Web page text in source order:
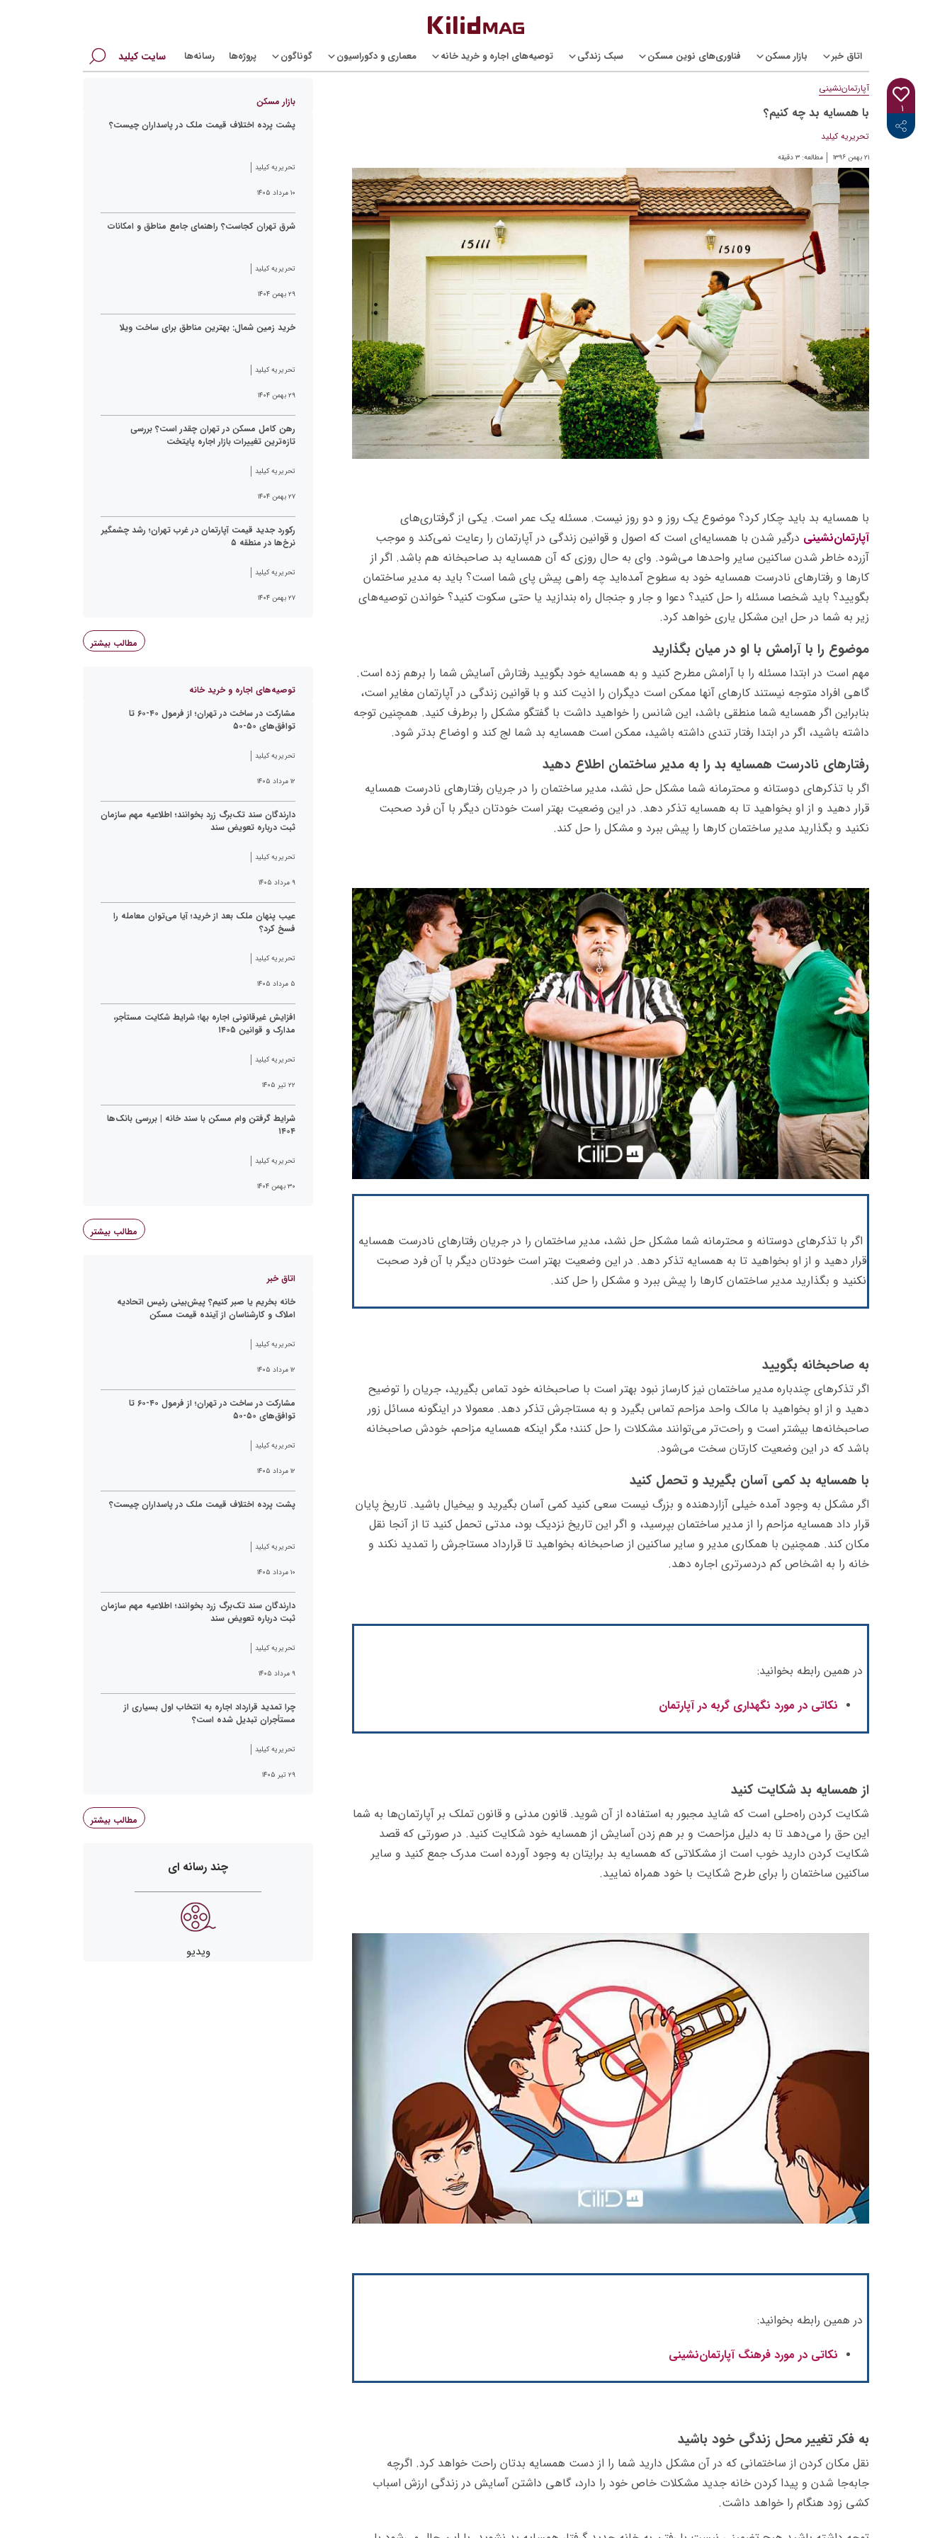
برای:
اتاق خبر بازار مسکن فناوری‌های نوین مسکن سبک زندگی توصیه‌های اجاره و خرید خانه معماری و دکوراسیون گوناگون پروژه‌ها رسانه‌ها سایت کیلید
۱
<i class="icon-twitter"></i>
<i class="icon-telegram-plane"></i>
آپارتمان‌نشینی
با همسایه بد چه کنیم؟
تحریریه کیلید
۲۱ بهمن ۱۳۹۶ مطالعه: ۳ دقیقه
با همسایه بد باید چکار کرد؟ موضوع یک روز و دو روز نیست. مسئله یک عمر است. یکی از گرفتاری‌های
آپارتمان‌نشینی درگیر شدن با همسایه‌ای است که اصول و قوانین زندگی در آپارتمان را رعایت نمی‌کند و موجب
آزرده خاطر شدن ساکنین سایر واحدها می‌شود. وای به حال روزی که آن همسایه بد صاحبخانه هم باشد. اگر از
کارها و رفتارهای نادرست همسایه خود به سطوح آمده‌اید چه راهی پیش پای شما است؟ باید به مدیر ساختمان
بگویید؟ باید شخصا مسئله را حل کنید؟ دعوا و جار و جنجال راه بندازید یا حتی سکوت کنید؟ خواندن توصیه‌های
زیر به شما در حل این مشکل یاری خواهد کرد.
موضوع را با آرامش با او در میان بگذارید
مهم است در ابتدا مسئله را با آرامش مطرح کنید و به همسایه خود بگویید رفتارش آسایش شما را برهم زده است.
گاهی افراد متوجه نیستند کارهای آنها ممکن است دیگران را اذیت کند و با قوانین زندگی در آپارتمان مغایر است،
بنابراین اگر همسایه شما منطقی باشد، این شانس را خواهید داشت با گفتگو مشکل را برطرف کنید. همچنین توجه
داشته باشید، اگر در ابتدا رفتار تندی داشته باشید، ممکن است همسایه بد شما لج کند و اوضاع بدتر شود.
رفتارهای نادرست همسایه بد را به مدیر ساختمان اطلاع دهید
اگر با تذکرهای دوستانه و محترمانه شما مشکل حل نشد، مدیر ساختمان را در جریان رفتارهای نادرست همسایه
قرار دهید و از او بخواهید تا به همسایه تذکر دهد. در این وضعیت بهتر است خودتان دیگر با آن فرد صحبت
نکنید و بگذارید مدیر ساختمان کارها را پیش ببرد و مشکل را حل کند.
اگر با تذکرهای دوستانه و محترمانه شما مشکل حل نشد، مدیر ساختمان را در جریان رفتارهای نادرست همسایه
قرار دهید و از او بخواهید تا به همسایه تذکر دهد. در این وضعیت بهتر است خودتان دیگر با آن فرد صحبت
نکنید و بگذارید مدیر ساختمان کارها را پیش ببرد و مشکل را حل کند.
به صاحبخانه بگویید
اگر تذکرهای چندباره مدیر ساختمان نیز کارساز نبود بهتر است با صاحبخانه خود تماس بگیرید، جریان را توضیح
دهید و از او بخواهید با مالک واحد مزاحم تماس بگیرد و به مستاجرش تذکر دهد. معمولا در اینگونه مسائل زور
صاحبخانه‌ها بیشتر است و راحت‌تر می‌توانند مشکلات را حل کنند؛ مگر اینکه همسایه مزاحم، خودش صاحبخانه
باشد که در این وضعیت کارتان سخت‌ می‏‌شود.
با همسایه بد کمی آسان بگیرید و تحمل کنید
اگر مشکل به وجود آمده خیلی آزاردهنده و بزرگ نیست سعی کنید کمی آسان بگیرید و بیخیال باشید. تاریخ پایان
قرار داد همسایه مزاحم را از مدیر ساختمان بپرسید، و اگر این تاریخ نزدیک بود، مدتی تحمل کنید تا از آنجا نقل
مکان کند. همچنین با همکاری مدیر و سایر ساکنین از صاحبخانه بخواهید تا قرارداد مستاجرش را تمدید نکند و
خانه را به اشخاص کم دردسرتری اجاره دهد.
در همین رابطه بخوانید:
نکاتی در مورد نگهداری گربه در آپارتمان
از همسایه بد شکایت کنید
شکایت کردن راه‌حلی است که شاید مجبور به استفاده از آن شوید. قانون مدنی و قانون تملک بر آپارتمان‌ها به شما
این حق را می‌دهد تا به دلیل مزاحمت و بر هم زدن آسایش از همسایه خود شکایت کنید. در صورتی که قصد
شکایت کردن دارید خوب است از مشکلاتی که همسایه بد برایتان به وجود آورده است مدرک جمع کنید و سایر
ساکنین ساختمان را برای طرح شکایت با خود همراه نمایید.
در همین رابطه بخوانید:
نکاتی در مورد فرهنگ آپارتمان‌نشینی
به فکر تغییر محل زندگی خود باشید
نقل مکان کردن از ساختمانی که در آن مشکل دارید شما را از دست همسایه بدتان راحت خواهد کرد. اگرچه
جابه‌جا شدن و پیدا کردن خانه جدید مشکلات خاص خود را دارد، گاهی داشتن آسایش در زندگی ارزش اسباب
کشی زود هنگام را خواهد داشت.
بازار مسکن
پشت پرده اختلاف قیمت ملک در پاسداران چیست؟
تحریریه کیلید
۱۰ مرداد ۱۴۰۵
شرق تهران کجاست؟ راهنمای جامع مناطق و امکانات
تحریریه کیلید
۲۹ بهمن ۱۴۰۴
خرید زمین شمال: بهترین مناطق برای ساخت ویلا
تحریریه کیلید
۲۹ بهمن ۱۴۰۴
رهن کامل مسکن در تهران چقدر است؟ بررسی
تازه‌ترین تغییرات بازار اجاره پایتخت
تحریریه کیلید
۲۷ بهمن ۱۴۰۴
رکورد جدید قیمت آپارتمان در غرب تهران؛ رشد چشمگیر
نرخ‌ها در منطقه ۵
تحریریه کیلید
۲۷ بهمن ۱۴۰۴
مطالب بیشتر
توصیه‌های اجاره و خرید خانه
مشارکت در ساخت در تهران؛ از فرمول ۴۰-۶۰ تا
توافق‌های ۵۰-۵۰
تحریریه کیلید
۱۲ مرداد ۱۴۰۵
دارندگان سند تک‌برگ زرد بخوانند؛ اطلاعیه مهم سازمان
ثبت درباره تعویض سند
تحریریه کیلید
۹ مرداد ۱۴۰۵
عیب پنهان ملک بعد از خرید؛ آیا می‌توان معامله را
فسخ کرد؟
تحریریه کیلید
۵ مرداد ۱۴۰۵
افزایش غیرقانونی اجاره بها؛ شرایط شکایت مستأجر،
مدارک و قوانین ۱۴۰۵
تحریریه کیلید
۲۲ تیر ۱۴۰۵
شرایط گرفتن وام مسکن با سند خانه | بررسی بانک‌ها
۱۴۰۴
تحریریه کیلید
۳۰ بهمن ۱۴۰۴
مطالب بیشتر
اتاق خبر
خانه بخریم یا صبر کنیم؟ پیش‌بینی رئیس اتحادیه
املاک و کارشناسان از آینده قیمت مسکن
تحریریه کیلید
۱۲ مرداد ۱۴۰۵
مشارکت در ساخت در تهران؛ از فرمول ۴۰-۶۰ تا
توافق‌های ۵۰-۵۰
تحریریه کیلید
۱۲ مرداد ۱۴۰۵
پشت پرده اختلاف قیمت ملک در پاسداران چیست؟
تحریریه کیلید
۱۰ مرداد ۱۴۰۵
دارندگان سند تک‌برگ زرد بخوانند؛ اطلاعیه مهم سازمان
ثبت درباره تعویض سند
تحریریه کیلید
۹ مرداد ۱۴۰۵
چرا تمدید قرارداد اجاره به انتخاب اول بسیاری از
مستأجران تبدیل شده است؟
تحریریه کیلید
۲۹ تیر ۱۴۰۵
مطالب بیشتر
چند رسانه ای
ویدیو